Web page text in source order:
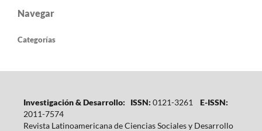
Navegar
Categorías
Investigación & Desarrollo: ISSN: 0121-3261
E-ISSN:
2011-7574
Revista Latinoamericana de Ciencias Sociales y Desarrollo